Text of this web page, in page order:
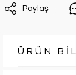
Paylaş
ÜRÜN